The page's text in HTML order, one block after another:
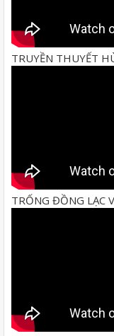
TRUYỀN THUYẾT
TRỐNG ĐỒNG LẠC